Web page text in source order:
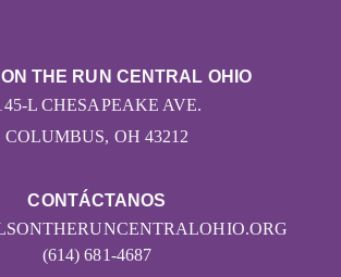
CONTÁCTANOS
(614) 681-4687
THE RUN CENTRAL OHIO
L CHESAPEAKE AVE.
COLUMBUS, OH 43212